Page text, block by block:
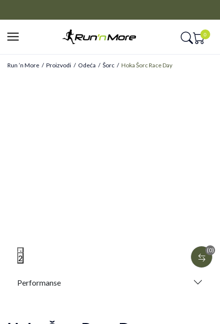
0
Run ’n More Proizvodi Odeća Šorc Hoka Šorc Race Day
(0)
1
2
Performanse